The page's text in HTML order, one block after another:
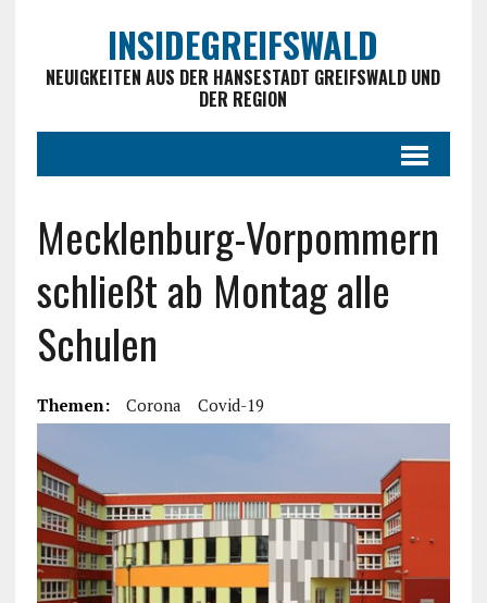
INSIDEGREIFSWALD
NEUIGKEITEN AUS DER HANSESTADT GREIFSWALD UND
DER REGION
Mecklenburg-Vorpommern
schließt ab Montag alle
Schulen
Themen: Corona Covid-19